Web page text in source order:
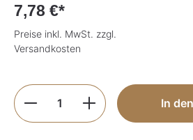
7,78 €*
Preise inkl. MwSt. zzgl.
Versandkosten
Produkt Anzahl: Gib In